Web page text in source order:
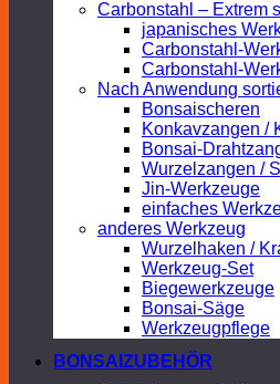
Carbonstahl – Extrem
japanisches
Carbonstahl-
Carbonstahl-
Nach Anwendung
Bonsaischeren
Konkavzangen /
Bonsai-
Wurzelzangen /
Jin-Werkzeuge
einfaches
anderes Werkzeug
Wurzelhaken /
Werkzeug-Set
Biegewerkzeuge
Bonsai-Säge
Werkzeugpflege
BONSAIZUBEHÖR